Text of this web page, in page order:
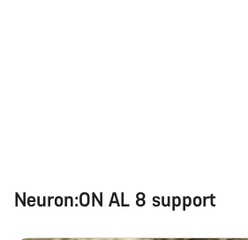
Neuron:ON AL 8 support
Sluiten